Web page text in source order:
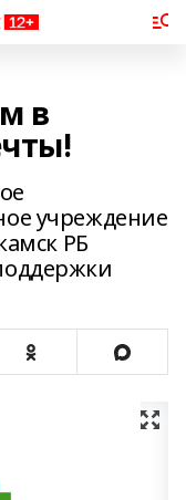
в
учреждение
РБ